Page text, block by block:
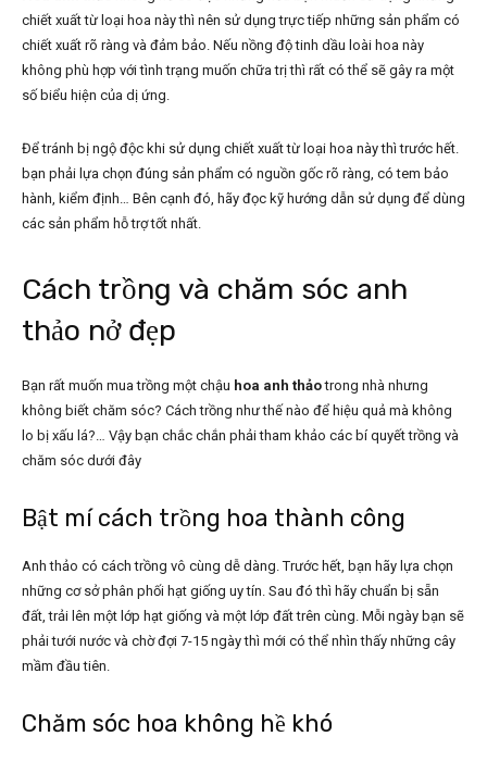
chiết xuất từ loại hoa này thì nên sử dụng trực tiếp những sản phẩm có
chiết xuất rõ ràng và đảm bảo. Nếu nồng độ tinh dầu loài hoa này
không phù hợp với tình trạng muốn chữa trị thì rất có thể sẽ gây ra một
số biểu hiện của dị ứng.
Để tránh bị ngộ độc khi sử dụng chiết xuất từ loại hoa này thì trước hết.
bạn phải lựa chọn đúng sản phẩm có nguồn gốc rõ ràng, có tem bảo
hành, kiểm định… Bên cạnh đó, hãy đọc kỹ hướng dẫn sử dụng để dùng
các sản phẩm hỗ trợ tốt nhất.
Cách trồng và chăm sóc anh
thảo nở đẹp
Bạn rất muốn mua trồng một chậu hoa anh thảotrong nhà nhưng
không biết chăm sóc? Cách trồng như thế nào để hiệu quả mà không
lo bị xấu lá?… Vậy bạn chắc chắn phải tham khảo các bí quyết trồng và
chăm sóc dưới đây
Bật mí cách trồng hoa thành công
Anh thảo có cách trồng vô cùng dễ dàng. Trước hết, bạn hãy lựa chọn
những cơ sở phân phối hạt giống uy tín. Sau đó thì hãy chuẩn bị sẵn
đất, trải lên một lớp hạt giống và một lớp đất trên cùng. Mỗi ngày bạn sẽ
phải tưới nước và chờ đợi 7-15 ngày thì mới có thể nhìn thấy những cây
mầm đầu tiên.
Chăm sóc hoa không hề khó